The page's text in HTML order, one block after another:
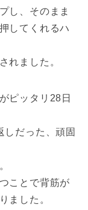
し、そのまま
してくれるハ
れました。
ピッタリ28日
しだった、頑固
ことで背筋が
ました。